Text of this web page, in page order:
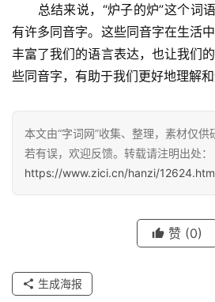
字
总结来说，“炉子的炉”这个词语
有许多同音字。这些同音字在生活
丰富了我们的语言表达，也让我们
些同音字，有助于我们更好地理解和
本文由“字词网”收集、整理，素材仅
若有误，欢迎反馈。转载请注明出处：
https://www.zici.cn/hanzi/
赞 (0)
生成海报